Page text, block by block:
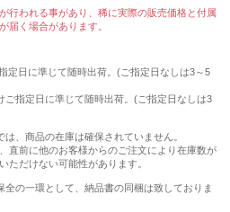
行われる事があり、稀に実際の販売価格と付属
届く場合があります。
定日に準じて随時出荷。(ご指定日なしは3～5
指定日に準じて随時出荷。(ご指定日なしは3
、商品の在庫は確保されていません。
直前に他のお客様からのご注文により在庫数が
ただけない可能性があります。
の一環として、納品書の同梱は致しておりま